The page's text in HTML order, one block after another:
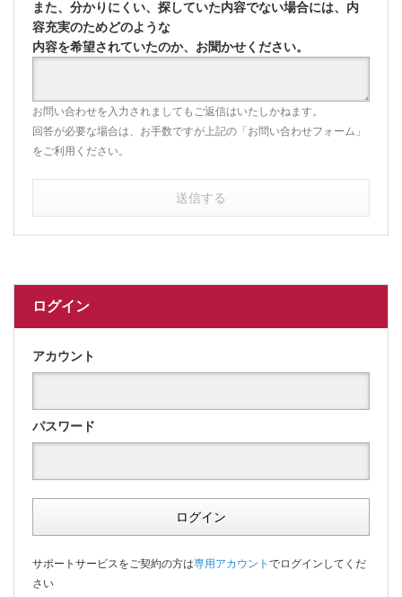
また、分かりにくい、探していた内容でない場合には、内
容充実のためどのような
内容を希望されていたのか、お聞かせください。
お問い合わせを入力されましてもご返信はいたしかねます。
回答が必要な場合は、お手数ですが上記の「お問い合わせフォーム」
をご利用ください。
送信する
ログイン
アカウント
パスワード
ログイン
サポートサービスをご契約の方は専用アカウント でログインしてくだ
さい